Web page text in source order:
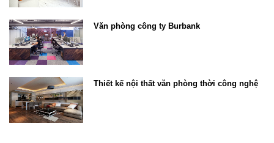
Văn phòng công ty Burbank
Thiết kế nội thất văn phòng thời công nghệ